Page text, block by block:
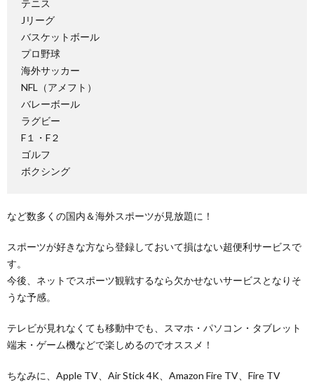
テニス
Jリーグ
バスケットボール
プロ野球
海外サッカー
NFL（アメフト）
バレーボール
ラグビー
F１・F２
ゴルフ
ボクシング
など数多くの国内＆海外スポーツが見放題に！
スポーツが好きな方なら登録しておいて損はない超便利サービスで
す。
今後、ネットでスポーツ観戦するなら欠かせないサービスとなりそ
うな予感。
テレビが見れなくても移動中でも、スマホ・パソコン・タブレット
端末・ゲーム機などで楽しめるのでオススメ！
ちなみに、Apple TV、Air Stick 4K、Amazon Fire TV、Fire TV